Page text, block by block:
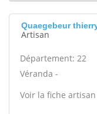
Quaegebeur
Artisan
Département: 22
Véranda -
Voir la fiche artisan